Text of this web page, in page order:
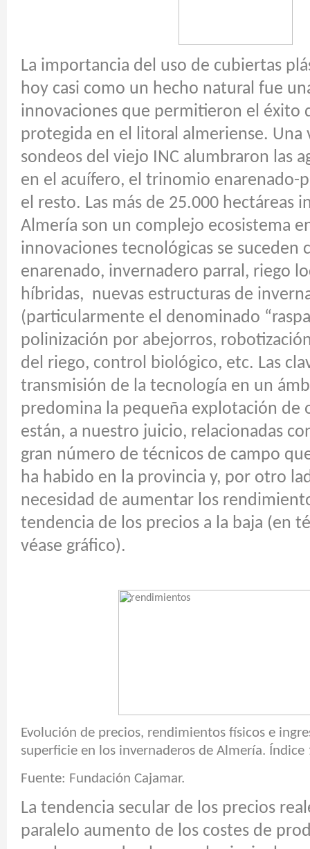
La importancia del uso de cubiertas
hoy casi como un hecho natural fue
innovaciones que permitieron el éxito
protegida en el litoral almeriense. Una
sondeos del viejo INC alumbraron las
en el acuífero, el trinomio enarenado-
el resto. Las más de 25.000 hectáreas
Almería son un complejo ecosistema
innovaciones tecnológicas se suceden
enarenado, invernadero parral, riego
híbridas, nuevas estructuras de
(particularmente el denominado
polinización por abejorros,
del riego, control biológico, etc. Las
transmisión de la tecnología en un
predomina la pequeña explotación de
están, a nuestro juicio, relacionadas
gran número de técnicos de campo
ha habido en la provincia y, por otro
necesidad de aumentar los
tendencia de los precios a la baja (en
véase gráfico).
Evolución de precios, rendimientos físicos e
superficie en los invernaderos de Almería. Índice
Fuente: Fundación Cajamar.
La tendencia secular de los precios
paralelo aumento de los costes de